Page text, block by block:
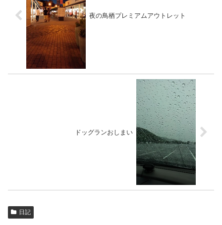
夜の鳥栖プレミアムアウトレット
ドッグランおしまい
日記